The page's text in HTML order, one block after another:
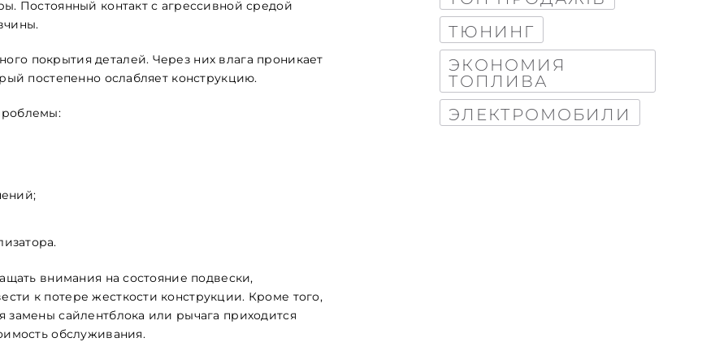
Постоянный контакт с агрессивной средой
покрытия деталей. Через них влага проникает
постепенно ослабляет конструкцию.
внимания на состояние подвески,
к потере жесткости конструкции. Кроме того,
сайлентблока или рычага приходится
обслуживания.
ТЮНИНГ
ЭКОНОМИЯ
ТОПЛИВА
ЭЛЕКТРОМОБИЛИ